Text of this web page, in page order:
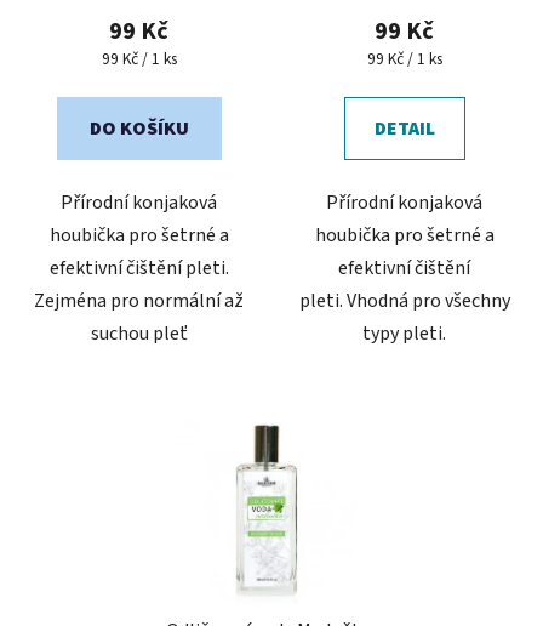
99 Kč
Měrná
99 Kč / 1 ks
DO KOŠÍKU
Přírodní konjaková
houbička pro šetrné a
efektivní čištění pleti.
Zejména pro normální až
suchou pleť
99 Kč
Měrná
99 Kč / 1 ks
DETAIL
Přírodní konjaková
houbička pro šetrné a
efektivní čištění
pleti. Vhodná pro všechny
typy pleti.